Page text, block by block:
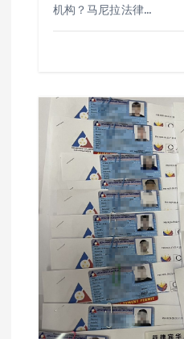
机构？马尼拉法律…